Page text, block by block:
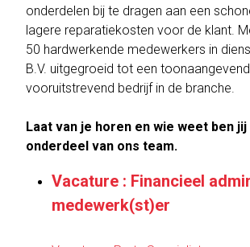
onderdelen bij te dragen aan een
lagere reparatiekosten voor de klant.
50 hardwerkende medewerkers in
B.V. uitgegroeid tot een
vooruitstrevend bedrijf in de branche.
Laat van je horen en wie weet ben
onderdeel van ons team.
Vacature : Financieel
medewerk(st)er